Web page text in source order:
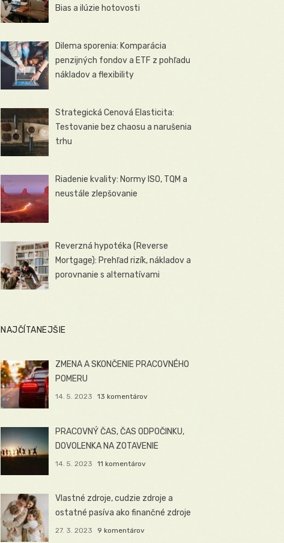
Bias a ilúzie hotovosti
Dilema sporenia: Komparácia
penzijných fondov a ETF z pohľadu
nákladov a flexibility
Strategická Cenová Elasticita:
Testovanie bez chaosu a narušenia
trhu
Riadenie kvality: Normy ISO, TQM a
neustále zlepšovanie
Reverzná hypotéka (Reverse
Mortgage): Prehľad rizík, nákladov a
porovnanie s alternatívami
NAJČÍTANEJŠIE
ZMENA A SKONČENIE PRACOVNÉHO
POMERU
14. 5. 2023 13 komentárov
PRACOVNÝ ČAS, ČAS ODPOČINKU,
DOVOLENKA NA ZOTAVENIE
14. 5. 2023 11 komentárov
Vlastné zdroje, cudzie zdroje a
ostatné pasíva ako finančné zdroje
27. 3. 2023 9 komentárov